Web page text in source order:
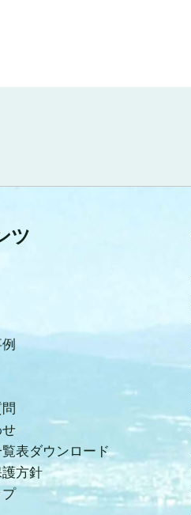
ツ
表ダウンロード
方針